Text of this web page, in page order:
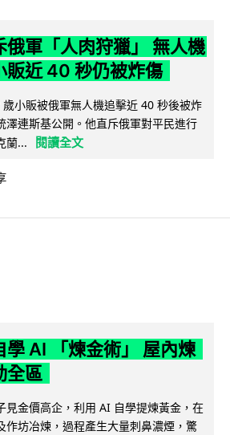
俄軍「人肉狩獵」 無人機
販近 40 秒仍被炸傷
小販被俄軍無人機追擊近 40 秒後被炸
澤連斯基公開。他直斥俄軍對平民進行
蘭...
閱讀全文
學 AI 「煉金術」 屋內煉
全區
見金價高企，利用 AI 自學提煉黃金，在
作坊冶煉，過程產生大量刺鼻濃煙，驚